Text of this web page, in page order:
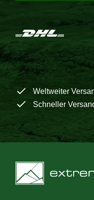
Weltweiter
Schneller